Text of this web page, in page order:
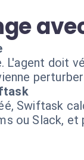
L'agent doit
Swiftask
ou Slack,